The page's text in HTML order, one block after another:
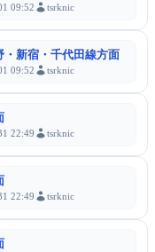
09:52 tsrknic
・新宿・千代田線方面
09:52 tsrknic
22:49 tsrknic
22:49 tsrknic